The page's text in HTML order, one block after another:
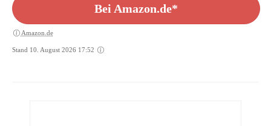
Bei Amazon.de*
Amazon.de
Stand 10. August 2026 17:52